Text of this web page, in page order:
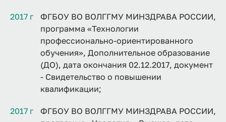
2017 г
ФГБОУ ВО ВОЛГГМУ МИНЗДРАВА РОССИИ,
программа «Технологии
профессионально-ориентированного
обучения», Дополнительное образование
(ДО), дата окончания 02.12.2017, документ
- Свидетельство о повышении
квалификации;
2017 г
ФГБОУ ВО ВОЛГГМУ МИНЗДРАВА РОССИИ,